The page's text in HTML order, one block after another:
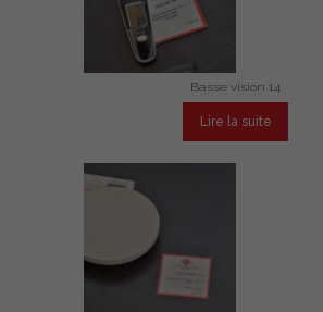
Basse vision 14
Lire la suite